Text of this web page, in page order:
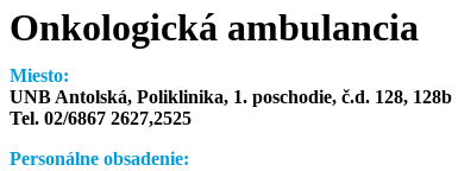
Onkologická ambulancia
Miesto:
UNB Antolská, Poliklinika, 1. poschodie, č.d. 128, 128b
Tel. 02/6867 2627,2525
Personálne obsadenie: